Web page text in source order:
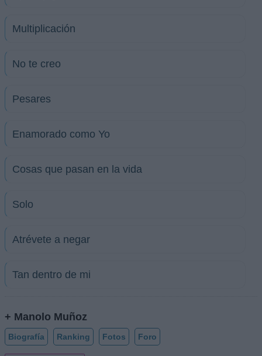
Multiplicación
No te creo
Pesares
Enamorado como Yo
Cosas que pasan en la vida
Solo
Atrévete a negar
Tan dentro de mi
+ Manolo Muñoz
Biografía Ranking Fotos Foro